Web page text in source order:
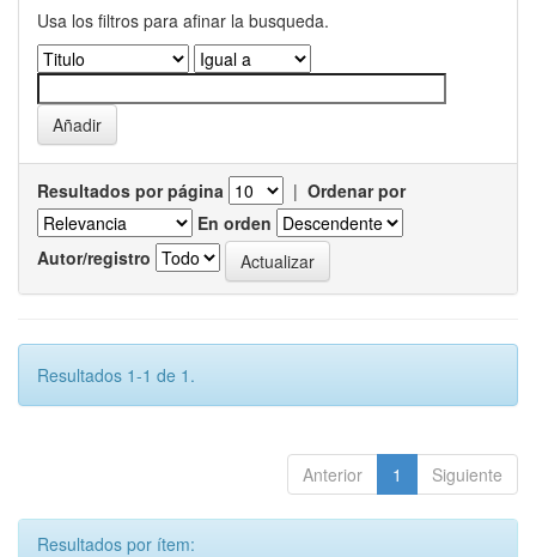
Usa los filtros para afinar la busqueda.
Resultados por página | Ordenar por
En orden
Autor/registro
Resultados 1-1 de 1.
Anterior 1 Siguiente
Resultados por ítem: